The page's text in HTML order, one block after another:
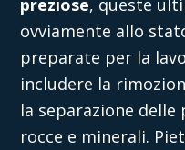
ovviamente allo
preparate per la
includere la
la separazione
rocce e minerali.